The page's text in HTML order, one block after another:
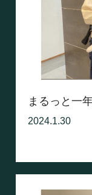
まるっと一
2024.1.30